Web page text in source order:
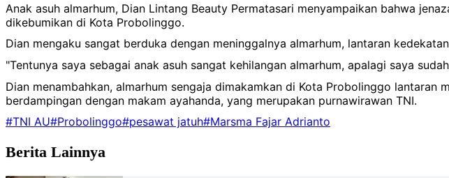
‎Anak asuh almarhum, Dian Lintang Beauty Permatasari menyampaikan bahwa
dikebumikan di Kota Probolinggo.
‎Dian mengaku sangat berduka dengan meninggalnya almarhum, lantaran
‎"Tentunya saya sebagai anak asuh sangat kehilangan almarhum, apalagi saya
‎Dian menambahkan, almarhum sengaja dimakamkan di Kota Probolinggo
berdampingan dengan makam ayahanda, yang merupakan purnawirawan TNI.
#TNI AU#Probolinggo#pesawat jatuh#Marsma Fajar Adrianto
Berita Lainnya